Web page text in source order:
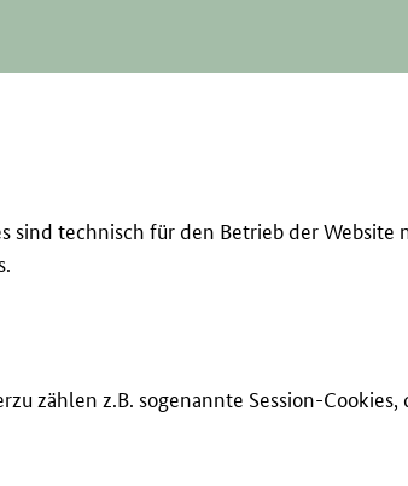
sind technisch für den Betrieb der Website
zählen z.B. sogenannte Session-Cookies,